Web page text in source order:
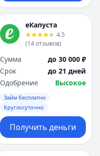
еКапуста
4.5
(14отзывов)
Сумма
до 30 000 ₽
Срок
до 21 дней
Одобрение
Высокое
Займ бесплатно
Круглосуточно
Получить деньги